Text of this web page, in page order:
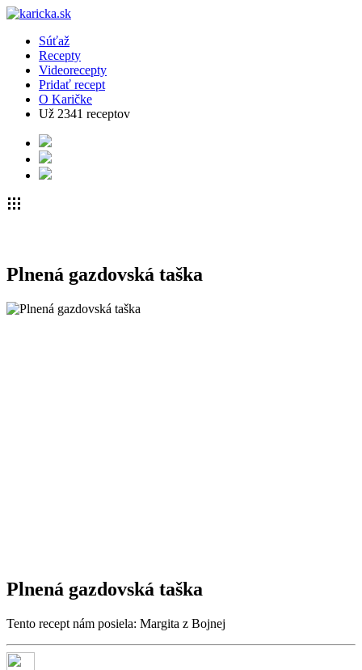
Súťaž
Recepty
Videorecepty
Pridať recept
O Karičke
Už 2341 receptov
Plnená gazdovská taška
Plnená gazdovská taška
Tento recept nám posiela: Margita z Bojnej